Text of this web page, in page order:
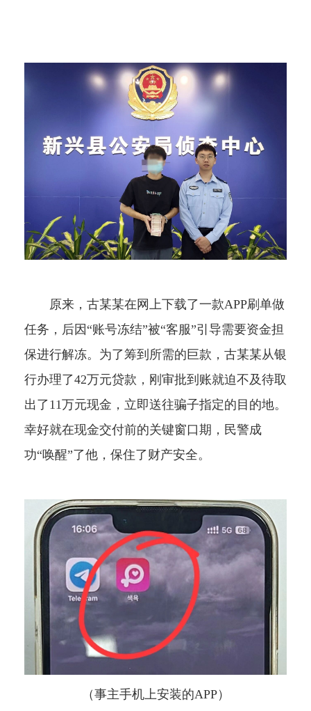
原来，古某某在网上下载了一款APP刷单做
任务，后因“账号冻结”被“客服”引导需要资金担
保进行解冻。为了筹到所需的巨款，古某某从银
行办理了42万元贷款，刚审批到账就迫不及待取
出了11万元现金，立即送往骗子指定的目的地。
幸好就在现金交付前的关键窗口期，民警成
功“唤醒”了他，保住了财产安全。
（事主手机上安装的APP）